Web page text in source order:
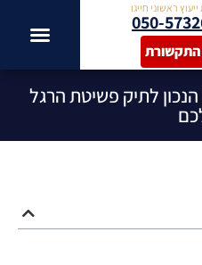
ראשוני חייגו
050-
התקשורת
לתיק פשיטת הרגל